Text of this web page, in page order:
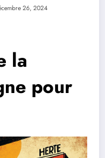
26, 2024
la
pour